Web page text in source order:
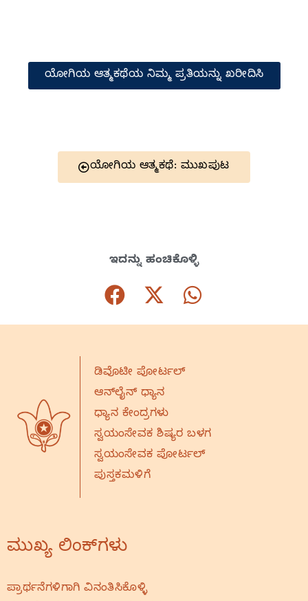
ಯೋಗಿಯ ಆತ್ಮಕಥೆಯ ನಿಮ್ಮ ಪ್ರತಿಯನ್ನು ಖರೀದಿಸಿ
ಯೋಗಿಯ ಆತ್ಮಕಥೆ: ಮುಖಪುಟ
ಇದನ್ನು ಹಂಚಿಕೊಳ್ಳಿ
ಡಿವೊಟೀ ಪೋರ್ಟಲ್
ಆನ್‌ಲೈನ್‌ ಧ್ಯಾನ
ಧ್ಯಾನ ಕೇಂದ್ರಗಳು
ಸ್ವಯಂಸೇವಕ ಶಿಷ್ಯರ ಬಳಗ
ಸ್ವಯಂಸೇವಕ ಪೋರ್ಟಲ್
ಪುಸ್ತಕಮಳಿಗೆ
ಮುಖ್ಯ ಲಿಂಕ್‌ಗಳು
ಪ್ರಾರ್ಥನೆಗಳಿಗಾಗಿ ವಿನಂತಿಸಿಕೊಳ್ಳಿ